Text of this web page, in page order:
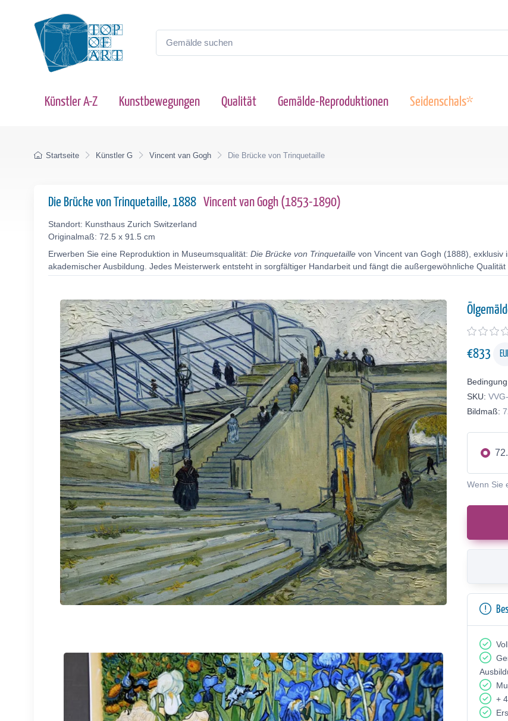
Künstler A-Z Kunstbewegungen Qualität Gemälde-Reproduktionen Seidenschals*
Startseite Künstler G Vincent van Gogh Die Brücke von Trinquetaille
Die Brücke von Trinquetaille, 1888 Vincent van Gogh (1853-1890)
Standort: Kunsthaus Zurich Switzerland
Originalmaß: 72.5 x 91.5 cm
Erwerben Sie eine Reproduktion in Museumsqualität: Die Brücke von Trinquetaille von Vincent van Gogh (1888),
akademischer Ausbildung. Jedes Meisterwerk entsteht in sorgfältiger Handarbeit und fängt die außergewöhnliche
€833
SKU:
Bildmaß:
Wenn Sie
+